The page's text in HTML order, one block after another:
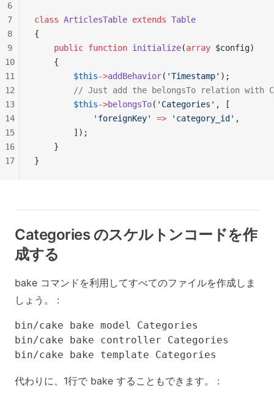
class ArticlesTable extends Table
{
    public
function initialize(array $config)
    {
        $this
->addBehavior( 'Timestamp' );
// Just add the belongsTo relation with
        $this
->belongsTo( 'Categories' , [
            'foreignKey'
=> 'category_id' ,
        ]);
    }
}
6
7
8
9
10
11
12
13
14
15
16
17
Categories のスケルトンコードを作
成する
bake コマンドを利用してすべてのファイルを作成しま
しょう。 :
bin/cake bake model Categories
bin/cake bake controller Categories
代わりに、1行で bake することもできます。 :